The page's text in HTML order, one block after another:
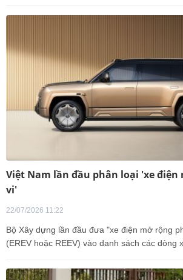
Việt Nam lần đầu phân loại 'xe điện
vi'
22/07/2026 11:22
Bộ Xây dựng lần đầu đưa "xe điện mở rộng
(EREV hoặc REEV) vào danh sách các dòng